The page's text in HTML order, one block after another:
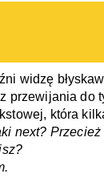
widzę
przewijania do
która
next? Przecież